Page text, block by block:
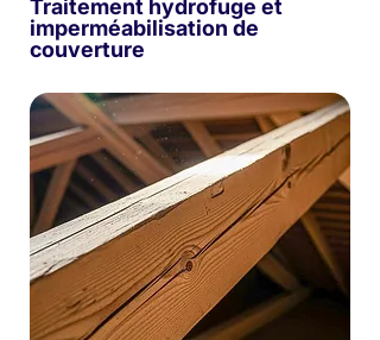
Traitement hydrofuge et
imperméabilisation de
couverture